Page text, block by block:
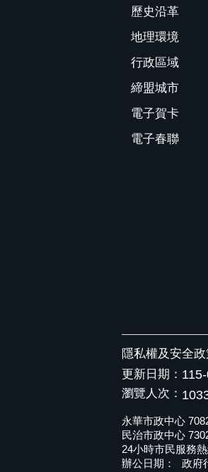
歷史沿革
地理環境
行政區域
締盟城市
電子賀卡
電子春聯
隱私權及安全政
更新日期：
瀏覽人次：
永華市政中心
民治市政中心
24小時市民服務
辦公日期：
政府